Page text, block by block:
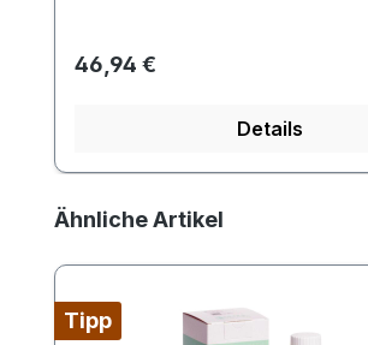
Regulärer Preis:
46,94 €
Details
Produktgalerie überspringen
Ähnliche Artikel
Tipp